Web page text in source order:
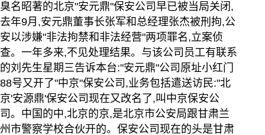
臭名昭著的北京"安元鼎"保安公司早已被当局关闭,
去年9月,安元鼎董事长张军和总经理张杰被刑拘,公
安以涉嫌"非法拘禁和非法经营"两项罪名,立案侦
查。一年多来,不见处理结果。与该公司员工有联系
的刘先生星期三告诉本台:"安元鼎"公司原址小红门
88号又开了"中京"保安公司,业务包括遣送访民:"北
京'安源鼎'保安公司现在又改名了,叫中京保安公
司。中国的中,北京的京,是北京市公安局跟甘肃兰
州市警察学校合伙开的。保安公司现在的头是甘肃